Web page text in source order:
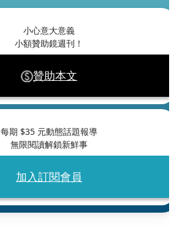
小心意大意義
小額贊助鏡週刊！
贊助本文
每期 $35 元動態話題報導
無限閱讀解鎖新鮮事
加入訂閱會員